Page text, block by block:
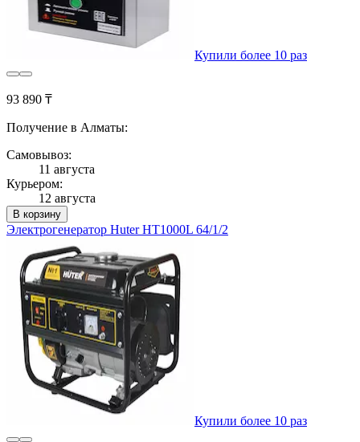
Купили более 10 раз
93 890 ₸
Получение в Алматы:
Самовывоз:
11 августа
Курьером:
12 августа
В корзину
Электрогенератор Huter HT1000L 64/1/2
Купили более 10 раз